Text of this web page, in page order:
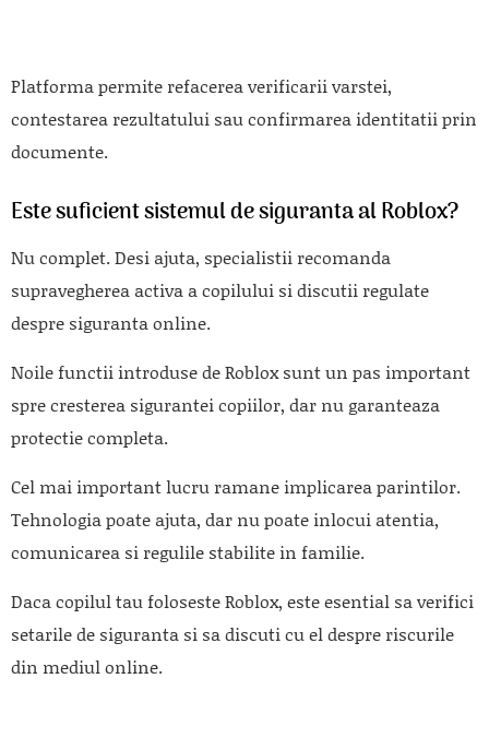
Platforma permite refacerea verificarii varstei,
contestarea rezultatului sau confirmarea identitatii prin
documente.
Este suficient sistemul de siguranta al Roblox?
Nu complet. Desi ajuta, specialistii recomanda
supravegherea activa a copilului si discutii regulate
despre siguranta online.
Noile functii introduse deRobloxsunt un pas important
spre cresterea sigurantei copiilor, dar nu garanteaza
protectie completa.
Cel mai important lucru ramane implicarea parintilor.
Tehnologia poate ajuta, dar nu poate inlocui atentia,
comunicarea si regulile stabilite in familie.
Daca copilul tau foloseste Roblox, este esential sa verifici
setarile de siguranta si sa discuti cu el despre riscurile
din mediul online.